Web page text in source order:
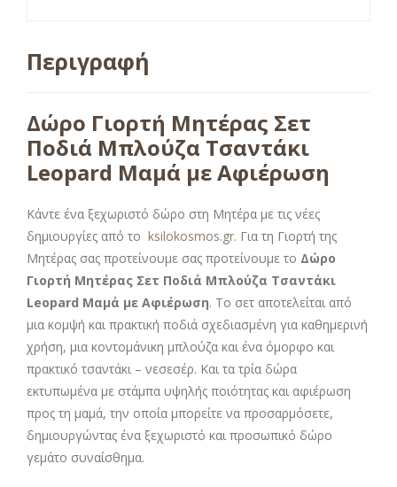
Περιγραφή
Δώρο Γιορτή Μητέρας Σετ
Ποδιά Μπλούζα Τσαντάκι
Leopard Μαμά με Αφιέρωση
Κάντε ένα ξεχωριστό δώρο στη Μητέρα με τις νέες
δημιουργίες από το ksilokosmos.gr. Για τη Γιορτή της
Μητέρας σας προτείνουμε σας προτείνουμε το Δώρο
Γιορτή Μητέρας Σετ Ποδιά Μπλούζα Τσαντάκι
Leopard Μαμά με Αφιέρωση. Το σετ αποτελείται από
μια κομψή και πρακτική ποδιά σχεδιασμένη για καθημερινή
χρήση, μια κοντομάνικη μπλούζα και ένα όμορφο και
πρακτικό τσαντάκι – νεσεσέρ. Και τα τρία δώρα
εκτυπωμένα με στάμπα υψηλής ποιότητας και αφιέρωση
προς τη μαμά, την οποία μπορείτε να προσαρμόσετε,
δημιουργώντας ένα ξεχωριστό και προσωπικό δώρο
γεμάτο συναίσθημα.